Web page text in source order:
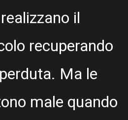
il
recuperando
Ma le
male quando